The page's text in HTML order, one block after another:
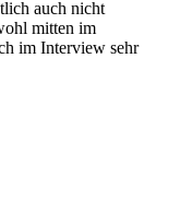
auch nicht
mitten im
im Interview sehr